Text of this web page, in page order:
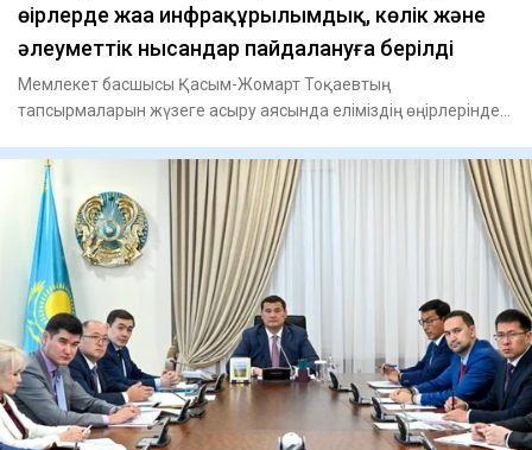
өңірлерде жаңа инфрақұрылымдық, көлік және
әлеуметтік нысандар пайдалануға берілді
Мемлекет басшысы Қасым-Жомарт Тоқаевтың
тапсырмаларын жүзеге асыру аясында еліміздің өңірлерінде